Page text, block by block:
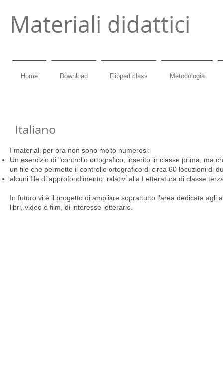
Materiali didattici
Home Download Flipped class Metodologia
Italiano
I materiali per ora non sono molto numerosi:
Un esercizio di "controllo ortografico, inserito in classe prima, ma
un file che permette il controllo ortografico di circa 60 locuzioni di
alcuni file di approfondimento, relativi alla Letteratura di classe
In futuro vi è il progetto di ampliare soprattutto l'area dedicata agli
libri, video e film, di interesse letterario.